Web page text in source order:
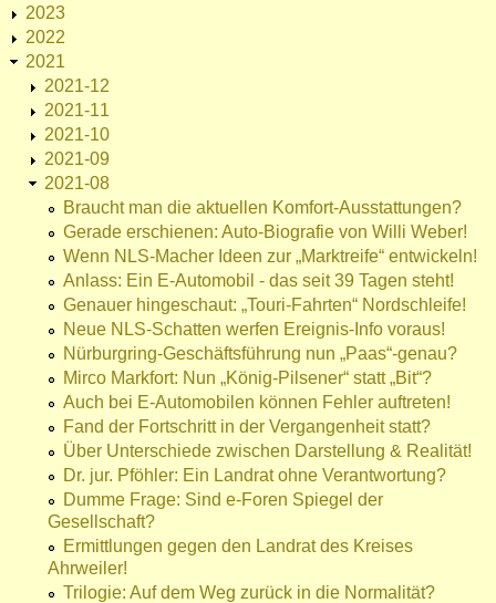
2023
2022
2021
2021-12
2021-11
2021-10
2021-09
2021-08
Braucht man die aktuellen Komfort-Ausstattungen?
Gerade erschienen: Auto-Biografie von Willi Weber!
Wenn NLS-Macher Ideen zur „Marktreife“ entwickeln!
Anlass: Ein E-Automobil - das seit 39 Tagen steht!
Genauer hingeschaut: „Touri-Fahrten“ Nordschleife!
Neue NLS-Schatten werfen Ereignis-Info voraus!
Nürburgring-Geschäftsführung nun „Paas“-genau?
Mirco Markfort: Nun „König-Pilsener“ statt „Bit“?
Auch bei E-Automobilen können Fehler auftreten!
Fand der Fortschritt in der Vergangenheit statt?
Über Unterschiede zwischen Darstellung & Realität!
Dr. jur. Pföhler: Ein Landrat ohne Verantwortung?
Dumme Frage: Sind e-Foren Spiegel der
Gesellschaft?
Ermittlungen gegen den Landrat des Kreises
Ahrweiler!
Trilogie: Auf dem Weg zurück in die Normalität?